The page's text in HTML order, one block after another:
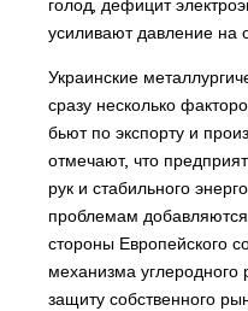
голод, дефицит
усиливают давление на
Украинские
сразу несколько
бьют по экспорту и
отмечают, что
рук и стабильного
проблемам
стороны Европейского
механизма углеродного
защиту собственного